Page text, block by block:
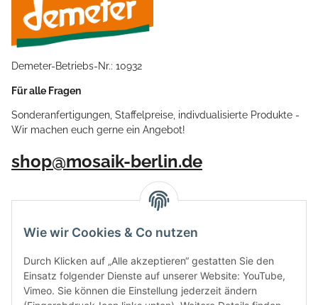
Wie wir Cookies & Co nutzen
Durch Klicken auf „Alle akzeptieren“ gestatten Sie den
Einsatz folgender Dienste auf unserer Website: YouTube,
Vimeo. Sie können die Einstellung jederzeit ändern
Demeter-Betriebs-Nr.: 10932
Für alle Fragen
Sonderanfertigungen, Staffelpreise, indivdualisierte Produkte -
Wir machen euch gerne ein Angebot!
shop@mosaik-berlin.de